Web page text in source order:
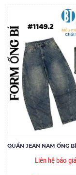
Liên hệ báo giá